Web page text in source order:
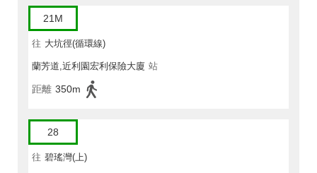
21M
往 大坑徑(循環線)
蘭芳道,近利園宏利保險大廈 站
距離 350m
28
往 碧瑤灣(上)